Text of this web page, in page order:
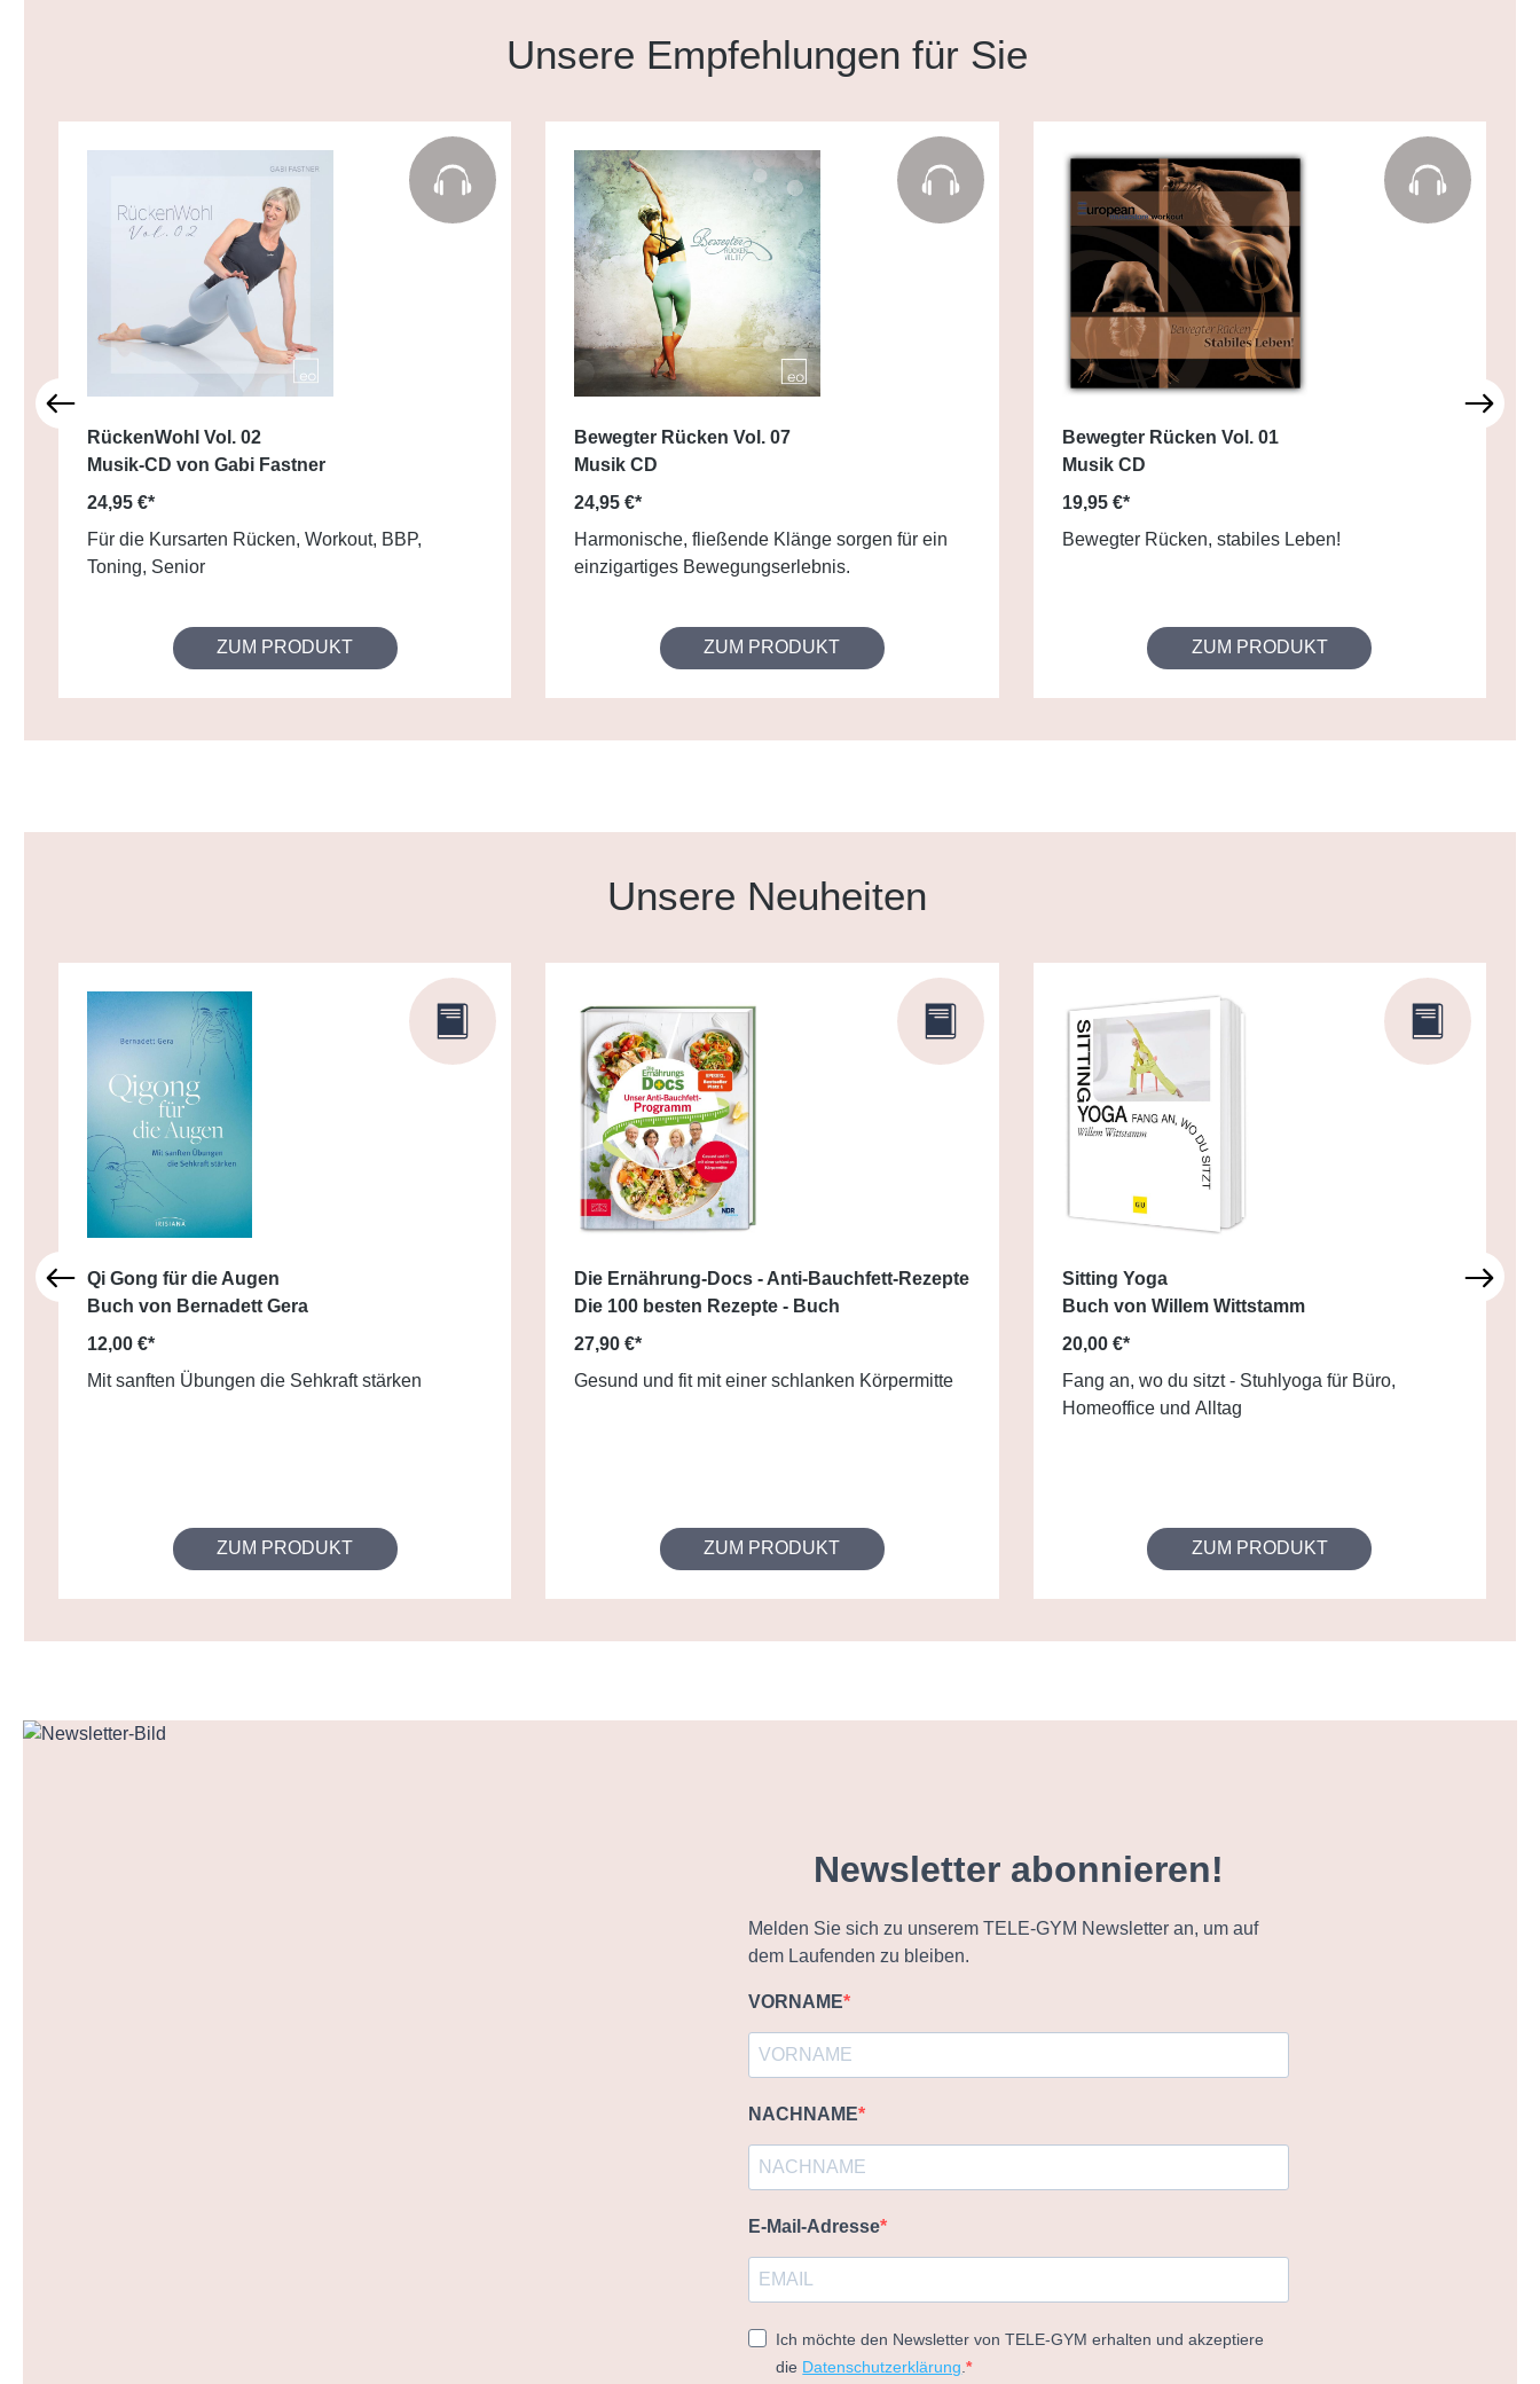
Unsere Empfehlungen für Sie
RückenWohl Vol. 02
Musik-CD von Gabi Fastner
24,95 €*
Für die Kursarten Rücken, Workout, BBP,
Toning, Senior
ZUM PRODUKT
Bewegter Rücken Vol. 07
Musik CD
24,95 €*
Harmonische, fließende Klänge sorgen für ein
einzigartiges Bewegungserlebnis.
ZUM PRODUKT
Bewegter Rücken Vol. 01
Musik CD
19,95 €*
Bewegter Rücken, stabiles Leben!
ZUM PRODUKT
Unsere Neuheiten
Qi Gong für die Augen
Buch von Bernadett Gera
12,00 €*
Mit sanften Übungen die Sehkraft stärken
ZUM PRODUKT
Die Ernährung-Docs - Anti-Bauchfett-Rezepte
Die 100 besten Rezepte - Buch
27,90 €*
Gesund und fit mit einer schlanken Körpermitte
ZUM PRODUKT
Sitting Yoga
Buch von Willem Wittstamm
20,00 €*
Fang an, wo du sitzt - Stuhlyoga für Büro,
Homeoffice und Alltag
ZUM PRODUKT
Newsletter abonnieren!
Melden Sie sich zu unserem TELE-GYM Newsletter an, um auf
dem Laufenden zu bleiben.
VORNAME
NACHNAME
E-Mail-Adresse
Ich möchte den Newsletter von TELE-GYM erhalten und akzeptiere
die Datenschutzerklärung .